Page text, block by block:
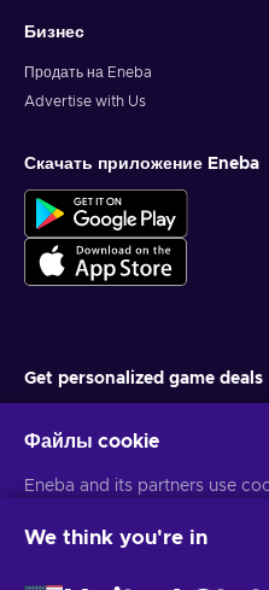
Бизнес
Продать на Eneba
Advertise with Us
Скачать приложение Eneba
Get personalized game deals
information
Файлы cookie
Eneba and its partners use
website. We use this
may also be used for ads
We think you're in